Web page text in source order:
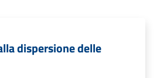
dispersione delle